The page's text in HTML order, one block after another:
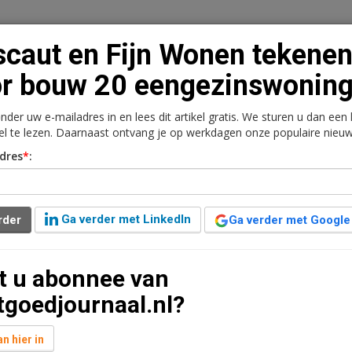
Vacaturebank Contact Abonnementen
tekenen voor bouw 20
leestijd
getekend voor de bouw van 20
in Vlissingen. Het gaat om 2 blokken van 10
en Fijn Wonen tekenen
bouw 20
uw e-mailadres in en lees dit artikel gratis. We sturen u dan een
te lezen. Daarnaast ontvang je op werkdagen onze populaire
*:
Ga verder met LinkedIn Ga verder met Google
u abonnee van
hier in